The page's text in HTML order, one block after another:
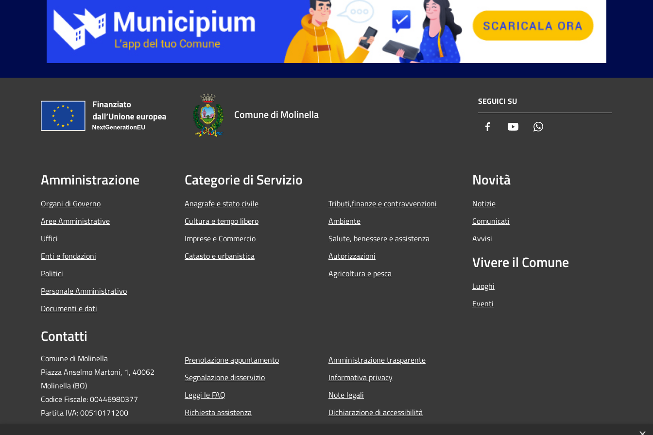
Comune di Molinella
SEGUICI SU
Facebook Youtube
Amministrazione
Organi di Governo
Aree Amministrative
Uffici
Enti e fondazioni
Politici
Personale Amministrativo
Documenti e dati
Categorie di Servizio
Anagrafe e stato civile
Cultura e tempo libero
Imprese e Commercio
Catasto e urbanistica
Tributi,finanze e contravvenzioni
Ambiente
Salute, benessere e assistenza
Autorizzazioni
Agricoltura e pesca
Novità
Notizie
Comunicati
Avvisi
Vivere il Comune
Luoghi
Eventi
Contatti
Comune di Molinella
Piazza Anselmo Martoni, 1, 40062
Molinella (BO)
Codice Fiscale: 00446980377
Partita IVA: 00510171200
Prenotazione appuntamento
Segnalazione disservizio
Leggi le FAQ
Richiesta assistenza
Amministrazione trasparente
Informativa privacy
Note legali
Dichiarazione di accessibilità